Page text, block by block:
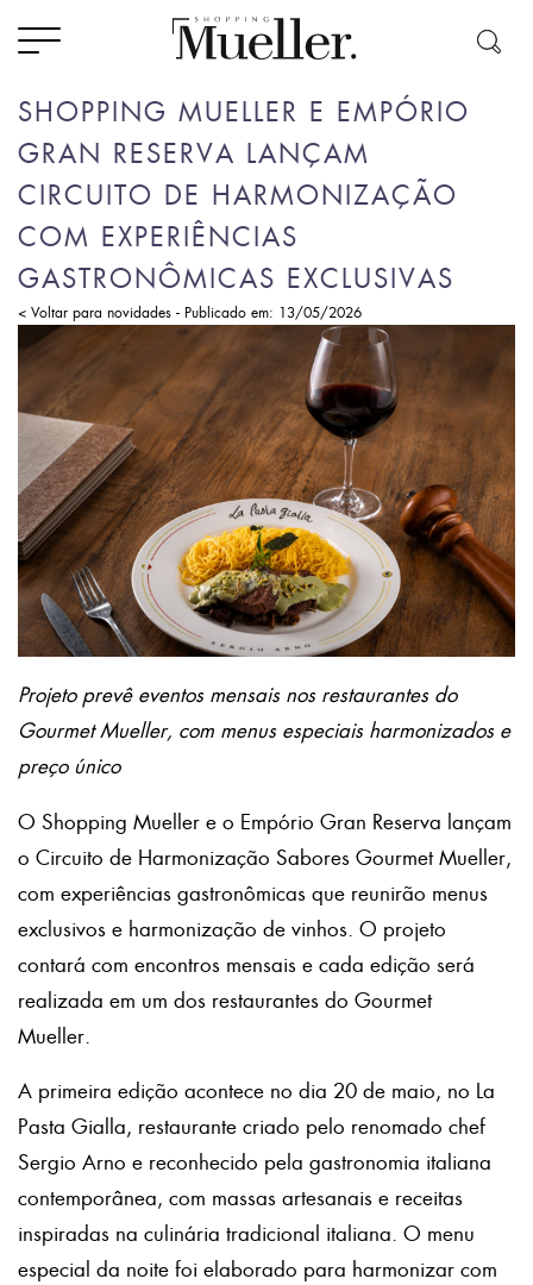
SHOPPING MUELLER E EMPÓRIO
GRAN RESERVA LANÇAM
CIRCUITO DE HARMONIZAÇÃO
COM EXPERIÊNCIAS
GASTRONÔMICAS EXCLUSIVAS
< Voltar para novidades - Publicado em: 13/05/2026
Projeto prevê eventos mensais nos restaurantes do
Gourmet Mueller, com menus especiais harmonizados e
preço único
O Shopping Mueller e o Empório Gran Reserva lançam
o Circuito de Harmonização Sabores Gourmet Mueller,
com experiências gastronômicas que reunirão menus
exclusivos e harmonização de vinhos. O projeto
contará com encontros mensais e cada edição será
realizada em um dos restaurantes do Gourmet
Mueller.
A primeira edição acontece no dia 20 de maio, no La
Pasta Gialla, restaurante criado pelo renomado chef
Sergio Arno e reconhecido pela gastronomia italiana
contemporânea, com massas artesanais e receitas
inspiradas na culinária tradicional italiana. O menu
especial da noite foi elaborado para harmonizar com